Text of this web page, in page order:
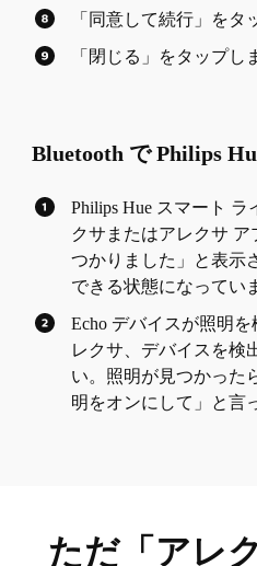
「同意して続行」をタ
「閉じる」をタップし
Bluetooth で Philips
Philips Hue スマート
クサまたはアレクサ
つかりました」と表示
できる状態になってい
Echo デバイスが照明
レクサ、デバイスを検
い。照明が見つかった
明をオンにして」と言
ただ「アレ